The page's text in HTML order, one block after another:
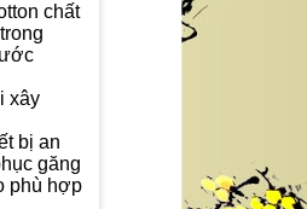
chất
xây
bị an
găng
phù hợp